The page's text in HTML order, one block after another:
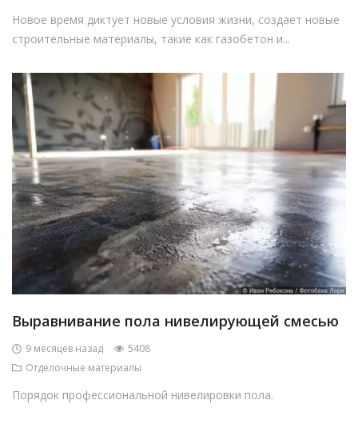
Новое время диктует новые условия жизни, создает новые
строительные материалы, такие как газобетон и...
Выравнивание пола нивелирующей смесью
9 месяцев назад
5408
Отделочные материалы
Порядок профессиональной нивелировки пола.